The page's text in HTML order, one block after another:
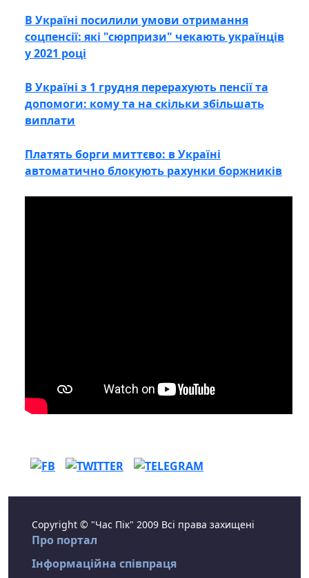
В Україні посилили умови отримання
соцпенсії: які "сюрпризи" чекають українців
у 2021 році
В Україні з 1 грудня перерахують пенсії та
допомоги: кому та на скільки збільшать
виплати
Платять борги миттєво: в Україні
автоматично блокують рахунки боржників
Copyright © "Час Пік" 2009 Всі права захищені
Про портал
Інформаційна співпраця